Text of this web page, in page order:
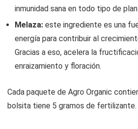
inmunidad sana en todo tipo de
Melaza: este ingrediente es una
energía para contribuir al
Gracias a eso, acelera la
enraizamiento y floración.
Cada paquete de Agro Organic
bolsita tiene 5 gramos de fertilizante.